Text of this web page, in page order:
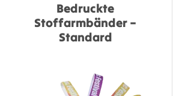
Bedruckte
Stoffarmbänder –
Standard